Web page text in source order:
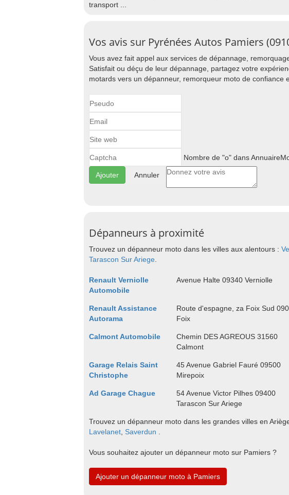
transport ...
Vos avis sur Pyrénées Autos Pamiers
Vous avez fait appel aux services de dépannage,
Satisfait ou déçu de leur dépannage, partagez votre
motards vers un dépanneur, remorqueur moto de confiance
Nombre de "o" dans
Annuler
Dépanneurs à proximité
Trouvez un dépanneur moto dans les villes aux alentours :
Tarascon Sur Ariege
Renault Verniolle
Automobile
Avenue Halte 09340 Verniolle
Renault Assistance
Autorama
Route d'espagne, za Foix Sud
Foix
Calmont Automobile
Chemin DES AGREOUS 31560
Calmont
Garage Relais Saint
Christophe
45 Avenue Gabriel Fauré 09500
Mirepoix
Ad Garage Chague
54 Avenue Victor Pilhes 09400
Tarascon Sur Ariege
Trouvez un dépanneur moto dans les grandes villes en
Lavelanet Saverdun
Vous souhaitez ajouter un dépanneur moto sur Pamiers ?
Ajouter un dépanneur moto à Pamiers